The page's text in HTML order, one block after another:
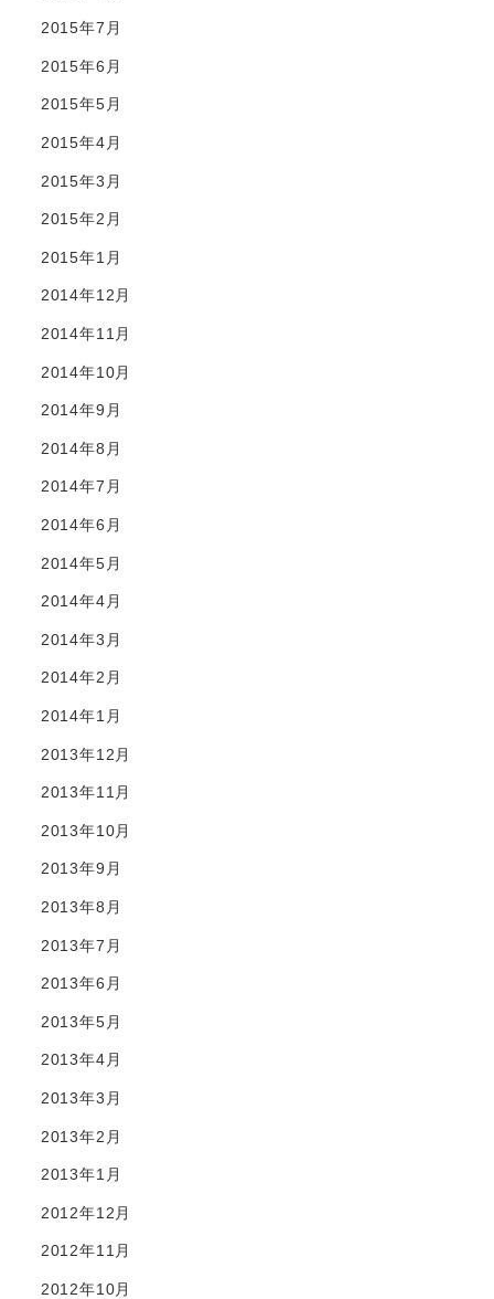
2015年7月
2015年6月
2015年5月
2015年4月
2015年3月
2015年2月
2015年1月
2014年12月
2014年11月
2014年10月
2014年9月
2014年8月
2014年7月
2014年6月
2014年5月
2014年4月
2014年3月
2014年2月
2014年1月
2013年12月
2013年11月
2013年10月
2013年9月
2013年8月
2013年7月
2013年6月
2013年5月
2013年4月
2013年3月
2013年2月
2013年1月
2012年12月
2012年11月
2012年10月